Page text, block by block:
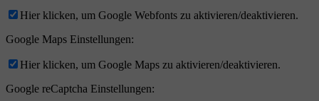
Hier klicken, um Google Webfonts zu aktivieren/deaktivieren.
Google Maps Einstellungen:
Hier klicken, um Google Maps zu aktivieren/deaktivieren.
Google reCaptcha Einstellungen: